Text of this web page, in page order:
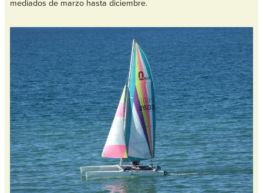
mediados de marzo hasta diciembre.